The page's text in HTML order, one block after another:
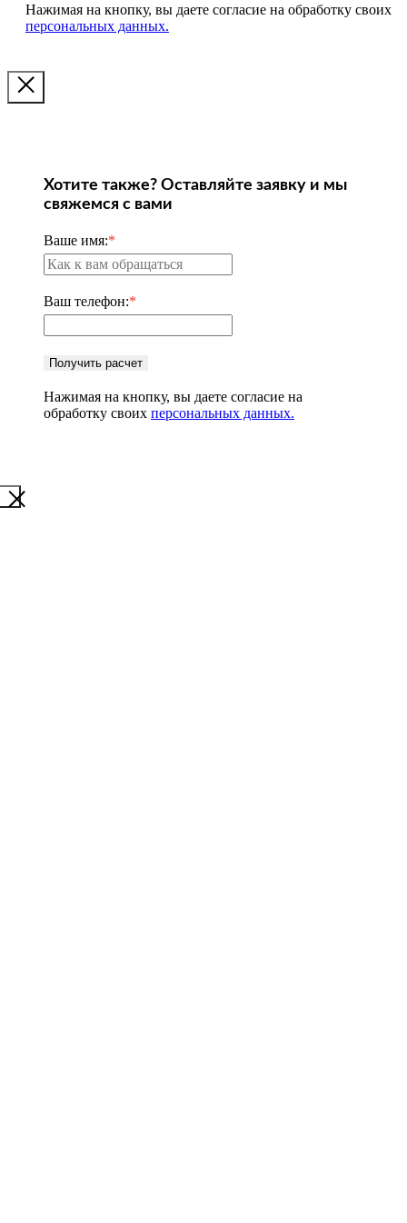
Нажимая на кнопку, вы даете согласие на обработку своих
персональных данных.
Хотите также? Оставляйте заявку и мы
свяжемся с вами
Ваше имя:*
Ваш телефон:*
Получить расчет
Нажимая на кнопку, вы даете согласие на
обработку своих персональных данных.